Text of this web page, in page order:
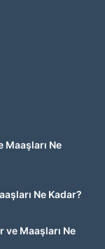
Maaşları Ne
Ne Kadar?
Maaşları Ne